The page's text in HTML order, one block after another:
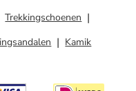
Trekkingschoenen
Kamik